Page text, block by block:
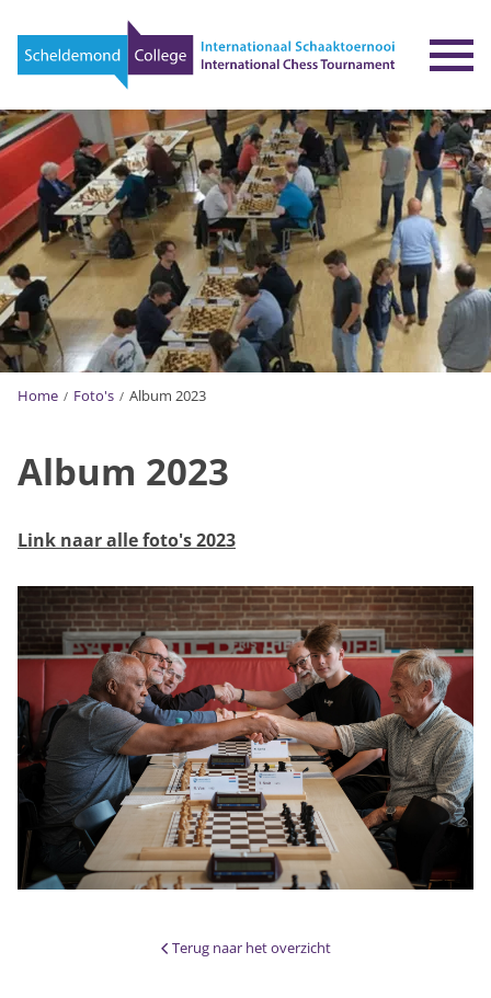
Home Foto's Album 2023
Album 2023
Link naar alle foto's 2023
Terug naar het overzicht